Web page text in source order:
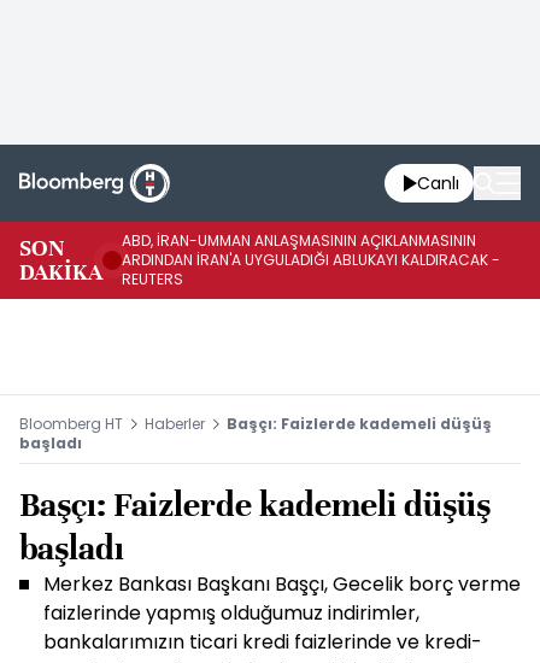
Canlı
SON
DAKİKA
ABD, İRAN-UMMAN ANLAŞMASININ AÇIKLANMASININ
ARDINDAN İRAN'A UYGULADIĞI ABLUKAYI KALDIRACAK -
REUTERS
Bloomberg HT Haberler
Başçı: Faizlerde kademeli düşüş
başladı
Başçı: Faizlerde kademeli düşüş
başladı
Merkez Bankası Başkanı Başçı, Gecelik borç verme
faizlerinde yapmış olduğumuz indirimler,
bankalarımızın ticari kredi faizlerinde ve kredi-